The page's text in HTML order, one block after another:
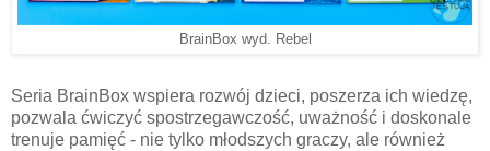
BrainBox wyd. Rebel
Seria BrainBox wspiera rozwój dzieci, poszerza ich wiedzę,
pozwala ćwiczyć spostrzegawczość, uważność i doskonale
trenuje pamięć - nie tylko młodszych graczy, ale również